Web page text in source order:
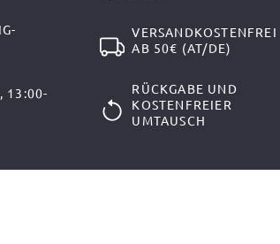
13:00-
VERSANDKOSTENFREI
AB 50€ (AT/DE)
RÜCKGABE UND
KOSTENFREIER
UMTAUSCH